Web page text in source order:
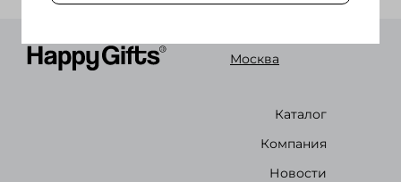
Москва
Каталог
Компания
Новости
Зарегистрироваться